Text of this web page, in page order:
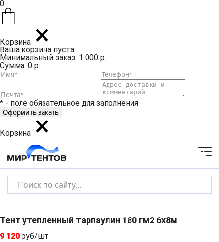
0
Корзина
Ваша корзина пуста
Минимальный заказ: 1 000 р.
Сумма: 0 р.
* - поле обязательное для заполнения
Корзина
Тент утепленный тарпаулин 180 гм2 6х8м
9 120 руб/шт